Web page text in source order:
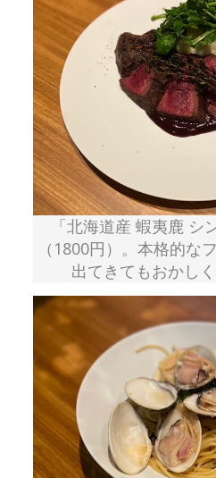
「北海道産 蝦夷鹿 シ
（1800円）。本格的な
出てきてもおかし